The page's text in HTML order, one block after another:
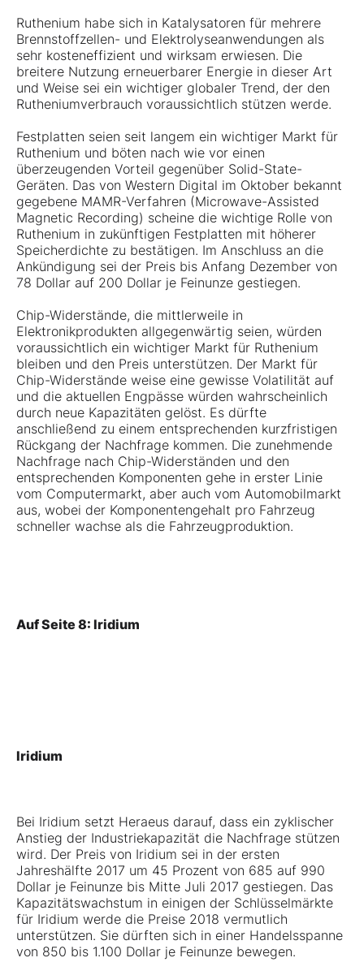
Ruthenium habe sich in Katalysatoren für mehrere
Brennstoffzellen- und Elektrolyseanwendungen als
sehr kosteneffizient und wirksam erwiesen. Die
breitere Nutzung erneuerbarer Energie in dieser Art
und Weise sei ein wichtiger globaler Trend, der den
Rutheniumverbrauch voraussichtlich stützen werde.
Festplatten seien seit langem ein wichtiger Markt für
Ruthenium und böten nach wie vor einen
überzeugenden Vorteil gegenüber Solid-State-
Geräten. Das von Western Digital im Oktober bekannt
gegebene MAMR-Verfahren (Microwave-Assisted
Magnetic Recording) scheine die wichtige Rolle von
Ruthenium in zukünftigen Festplatten mit höherer
Speicherdichte zu bestätigen. Im Anschluss an die
Ankündigung sei der Preis bis Anfang Dezember von
78 Dollar auf 200 Dollar je Feinunze gestiegen.
Chip-Widerstände, die mittlerweile in
Elektronikprodukten allgegenwärtig seien, würden
voraussichtlich ein wichtiger Markt für Ruthenium
bleiben und den Preis unterstützen. Der Markt für
Chip-Widerstände weise eine gewisse Volatilität auf
und die aktuellen Engpässe würden wahrscheinlich
durch neue Kapazitäten gelöst. Es dürfte
anschließend zu einem entsprechenden kurzfristigen
Rückgang der Nachfrage kommen. Die zunehmende
Nachfrage nach Chip-Widerständen und den
entsprechenden Komponenten gehe in erster Linie
vom Computermarkt, aber auch vom Automobilmarkt
aus, wobei der Komponentengehalt pro Fahrzeug
schneller wachse als die Fahrzeugproduktion.
Auf Seite 8: Iridium
Iridium
Bei Iridium setzt Heraeus darauf, dass ein zyklischer
Anstieg der Industriekapazität die Nachfrage stützen
wird. Der Preis von Iridium sei in der ersten
Jahreshälfte 2017 um 45 Prozent von 685 auf 990
Dollar je Feinunze bis Mitte Juli 2017 gestiegen. Das
Kapazitätswachstum in einigen der Schlüsselmärkte
für Iridium werde die Preise 2018 vermutlich
unterstützen. Sie dürften sich in einer Handelsspanne
von 850 bis 1.100 Dollar je Feinunze bewegen.